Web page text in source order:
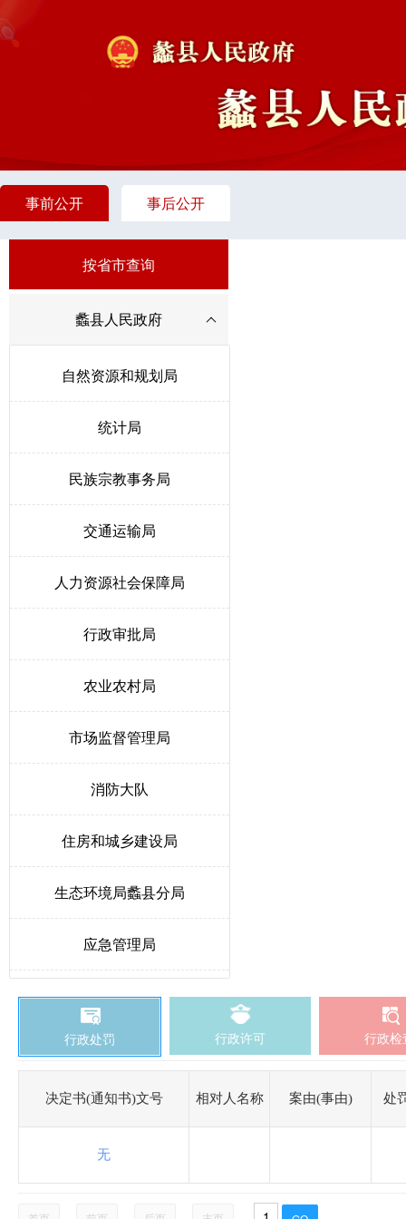
事前公开 事后公开
按省市查询
蠡县人民政府
自然资源和规划局
统计局
民族宗教事务局
交通运输局
人力资源社会保障局
行政审批局
农业农村局
市场监督管理局
消防大队
住房和城乡建设局
生态环境局蠡县分局
应急管理局
教育和体育局
发展和改革局
卫生健康局
医疗保障局
行政处罚 行政许可 行政检
决定书(通知书)文号 相对人名称 案由(事由) 处
无